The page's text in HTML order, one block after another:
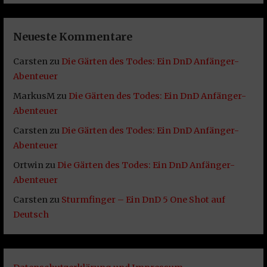
Neueste Kommentare
Carstenzu Die Gärten des Todes: Ein DnD Anfänger-
Abenteuer
MarkusMzu Die Gärten des Todes: Ein DnD Anfänger-
Abenteuer
Carstenzu Die Gärten des Todes: Ein DnD Anfänger-
Abenteuer
Ortwinzu Die Gärten des Todes: Ein DnD Anfänger-
Abenteuer
Carstenzu Sturmfinger – Ein DnD 5 One Shot auf
Deutsch